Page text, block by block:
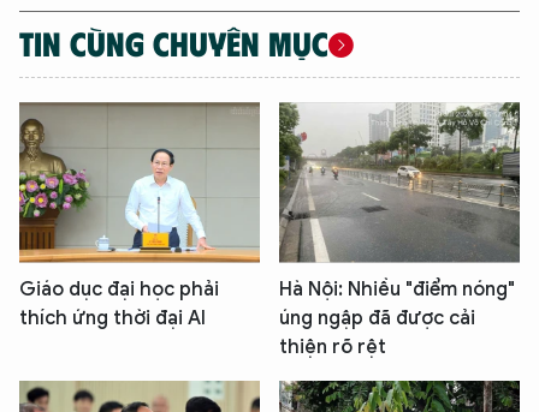
TIN CÙNG CHUYÊN MỤC
Giáo dục đại học phải
thích ứng thời đại AI
Hà Nội: Nhiều "điểm nóng"
úng ngập đã được cải
thiện rõ rệt